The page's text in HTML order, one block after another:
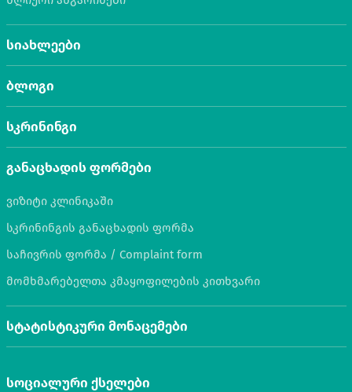
სიახლეები
ბლოგი
სკრინინგი
განაცხადის ფორმები
ვიზიტი კლინიკაში
სკრინინგის განაცხადის ფორმა
საჩივრის ფორმა / Complaint form
მომხმარებელთა კმაყოფილების კითხვარი
სტატისტიკური მონაცემები
სოციალური ქსელები